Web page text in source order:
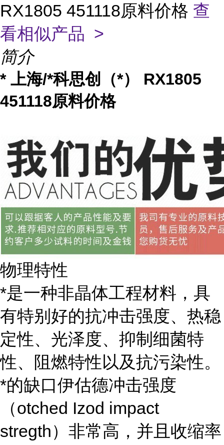
RX1805 451118原料价格 查
看相似产品 >
简介
* 上海/*科思创（*） RX1805
451118原料价格
物理特性
*是一种非晶体工程材料，具
有特别好的抗冲击强度、热稳
定性、光泽度、抑制细菌特
性、阻燃特性以及抗污染性。
*的缺口伊估德冲击强度
（otched Izod impact
stregth）非常高，并且收缩率